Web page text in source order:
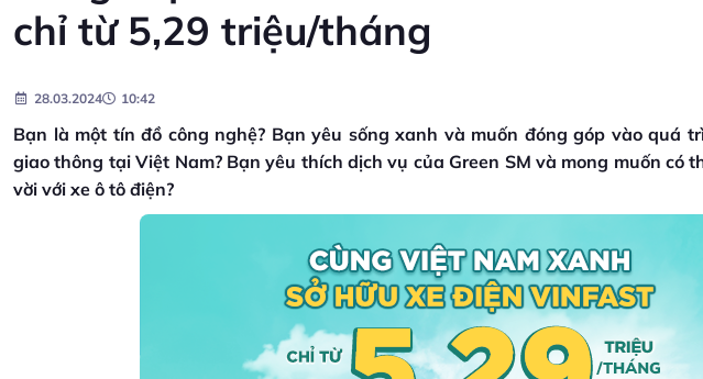
chỉ từ 5,29 triệu/tháng
28.03.2024 10:42
​​Bạn là một tín đồ công nghệ? Bạn yêu sống xanh và muốn đóng góp vào quá
giao thông tại Việt Nam? Bạn yêu thích dịch vụ của Green SM và mong muốn có
vời với xe ô tô điện?